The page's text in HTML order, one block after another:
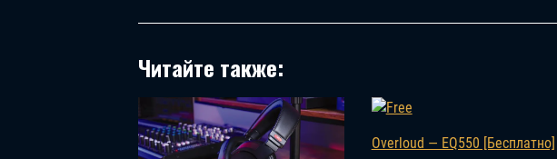
Читайте также:
Overloud — EQ550 [Бесплатно]